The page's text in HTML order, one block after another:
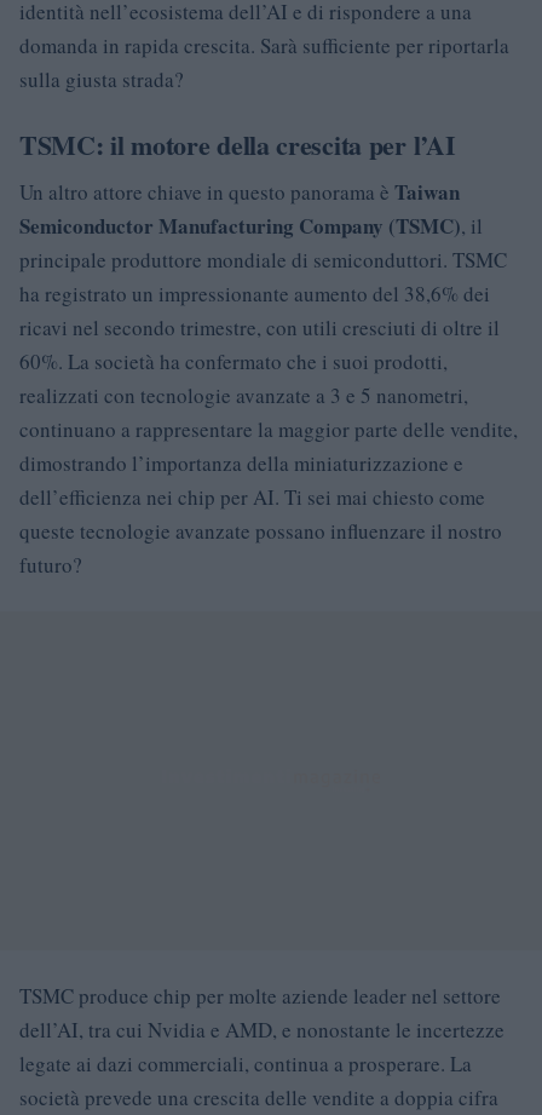
identità nell’ecosistema dell’AI e di rispondere a una
domanda in rapida crescita. Sarà sufficiente per riportarla
sulla giusta strada?
TSMC: il motore della crescita per l’AI
Un altro attore chiave in questo panorama è Taiwan
Semiconductor Manufacturing Company (TSMC), il
principale produttore mondiale di semiconduttori. TSMC
ha registrato un impressionante aumento del 38,6% dei
ricavi nel secondo trimestre, con utili cresciuti di oltre il
60%. La società ha confermato che i suoi prodotti,
realizzati con tecnologie avanzate a 3 e 5 nanometri,
continuano a rappresentare la maggior parte delle vendite,
dimostrando l’importanza della miniaturizzazione e
dell’efficienza nei chip per AI. Ti sei mai chiesto come
queste tecnologie avanzate possano influenzare il nostro
futuro?
TSMC produce chip per molte aziende leader nel settore
dell’AI, tra cui Nvidia e AMD, e nonostante le incertezze
legate ai dazi commerciali, continua a prosperare. La
società prevede una crescita delle vendite a doppia cifra